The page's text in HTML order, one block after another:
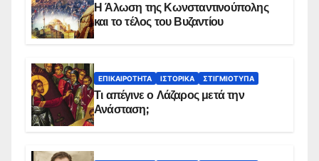
Η Άλωση της Κωνσταντινούπολης
και το τέλος του Βυζαντίου
ΕΠΙΚΑΙΡΌΤΗΤΑ ΙΣΤΟΡΙΚΆ ΣΤΙΓΜΙΌΤΥΠΑ
Τι απέγινε ο Λάζαρος μετά την
Ανάσταση;